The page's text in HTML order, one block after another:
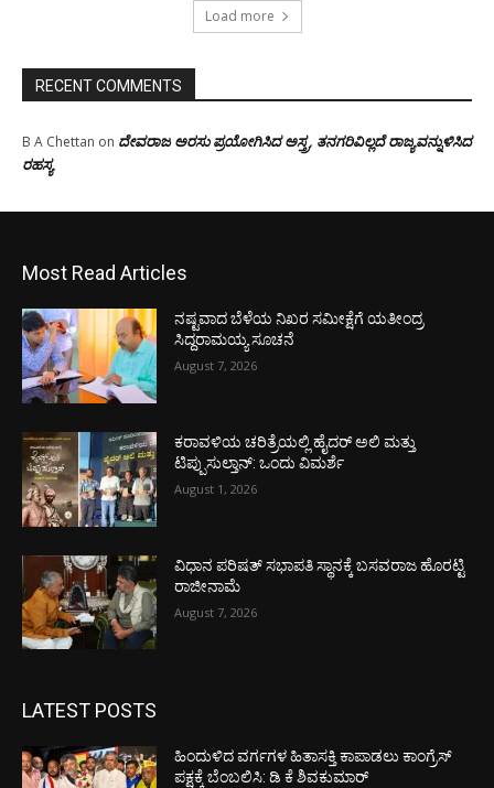
Load more
RECENT COMMENTS
B A Chettan on ದೇವರಾಜ ಅರಸು ಪ್ರಯೋಗಿಸಿದ ಅಸ್ತ್ರ, ತನಗರಿವಿಲ್ಲದೆ ರಾಜ್ಯವನ್ನುಳಿಸಿದ
ರಹಸ್ಯ
Most Read Articles
ನಷ್ಟವಾದ ಬೆಳೆಯ ನಿಖರ ಸಮೀಕ್ಷೆಗೆ ಯತೀಂದ್ರ
ಸಿದ್ದರಾಮಯ್ಯ ಸೂಚನೆ
August 7, 2026
ಕರಾವಳಿಯ ಚರಿತ್ರೆಯಲ್ಲಿ ಹೈದರ್ ಅಲಿ ಮತ್ತು
ಟಿಪ್ಪುಸುಲ್ತಾನ್: ಒಂದು ವಿಮರ್ಶೆ
August 1, 2026
ವಿಧಾನ ಪರಿಷತ್ ಸಭಾಪತಿ ಸ್ಥಾನಕ್ಕೆ ಬಸವರಾಜ ಹೊರಟ್ಟಿ
ರಾಜೀನಾಮೆ
August 7, 2026
LATEST POSTS
ಹಿಂದುಳಿದ ವರ್ಗಗಳ ಹಿತಾಸಕ್ತಿ ಕಾಪಾಡಲು ಕಾಂಗ್ರೆಸ್
ಪಕ್ಷಕ್ಕೆ ಬೆಂಬಲಿಸಿ: ಡಿ ಕೆ ಶಿವಕುಮಾರ್